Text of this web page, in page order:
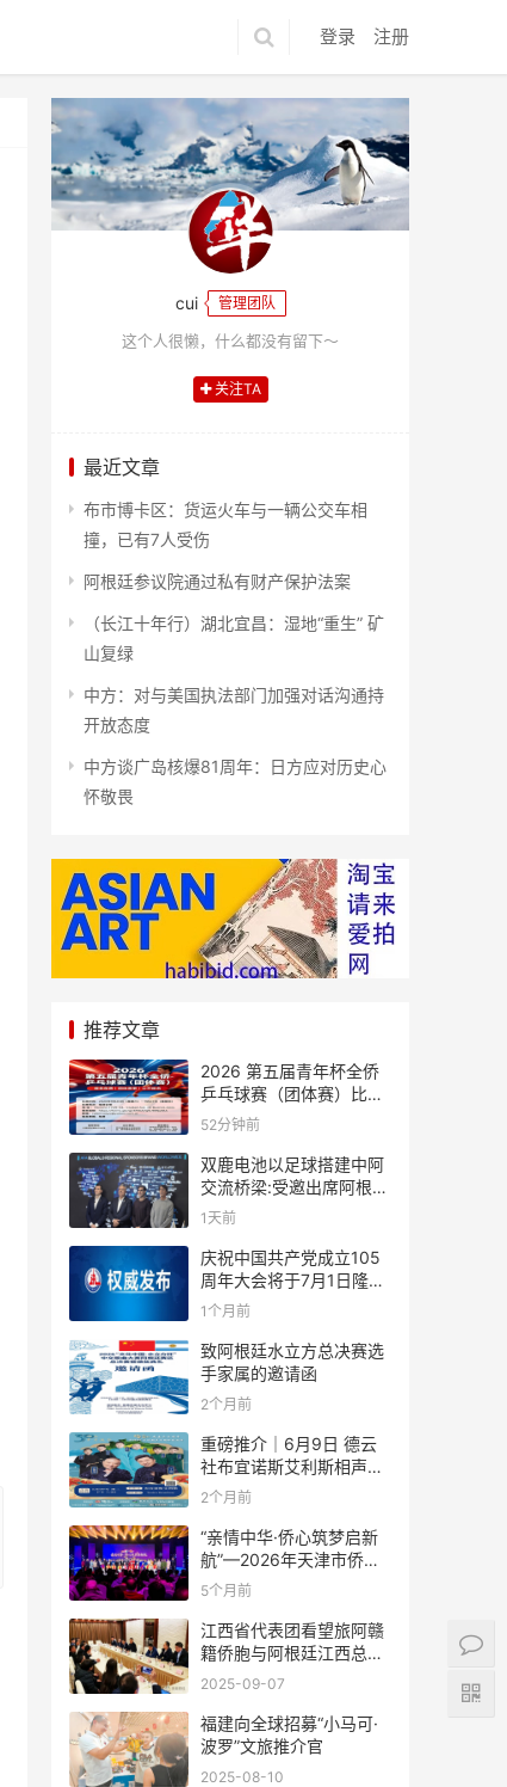
登录 注册
cui 管理团队
这个人很懒，什么都没有留下～
关注TA
最近文章
布市博卡区：货运火车与一辆公交车相
撞，已有7人受伤
阿根廷参议院通过私有财产保护法案
（长江十年行）湖北宜昌：湿地“重生” 矿
山复绿
中方：对与美国执法部门加强对话沟通持
开放态度
中方谈广岛核爆81周年：日方应对历史心
怀敬畏
推荐文章
2026 第五届青年杯全侨
乒乓球赛（团体赛）比赛
规则
52分钟前
双鹿电池以足球搭建中阿
交流桥梁:受邀出席阿根廷
足协赞助商招待会！
1天前
庆祝中国共产党成立105
周年大会将于7月1日隆重
举行
1个月前
致阿根廷水立方总决赛选
手家属的邀请函
2个月前
重磅推介｜6月9日 德云
社布宜诺斯艾利斯相声专
场！国风曲艺邂逅南美风
结！
2个月前
“亲情中华·侨心筑梦启新
航”—2026年天津市侨界
新春联谊活动成功举办
5个月前
江西省代表团看望旅阿赣
籍侨胞与阿根廷江西总商
会座谈
2025-09-07
福建向全球招募“小马可·
波罗”文旅推介官
2025-08-10